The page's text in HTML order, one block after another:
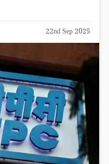
22nd Sep 2025